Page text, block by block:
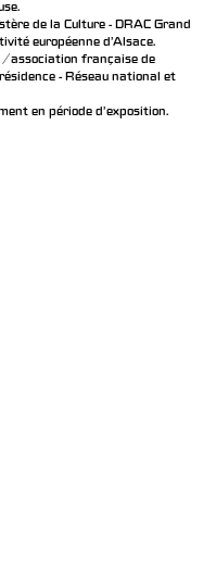
de la Culture - DRAC Grand
européenne d’Alsace.
association française de
- Réseau national et
en période d'exposition.